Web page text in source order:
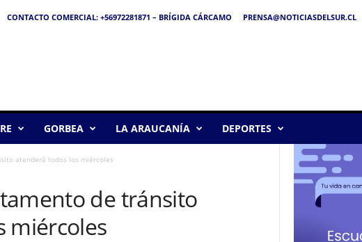
CONTACTO COMERCIAL: +56972281871 – BRÍGIDA CÁRCAMO
PRENSA@NOTICIASDELSUR.CL
GORBEA LA ARAUCANÍA DEPORTES
atenderá todos los miércoles
de tránsito
miércoles